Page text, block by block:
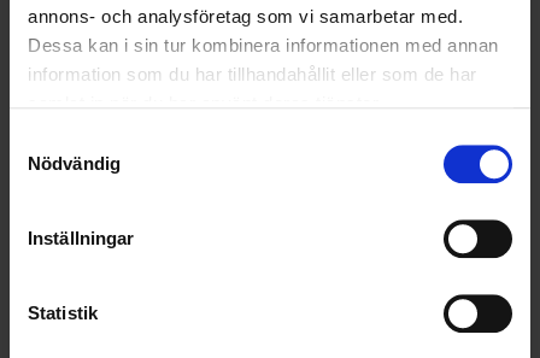
annons- och analysföretag som vi samarbetar med.
Dessa kan i sin tur kombinera informationen med annan
information som du har tillhandahållit eller som de har
Nödvändig
Inställningar
Statistik